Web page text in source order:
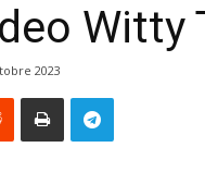
Witty
2023